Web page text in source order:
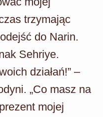
trzymając
do Narin.
Sehriye.
działań!” –
„Co masz na
mojej